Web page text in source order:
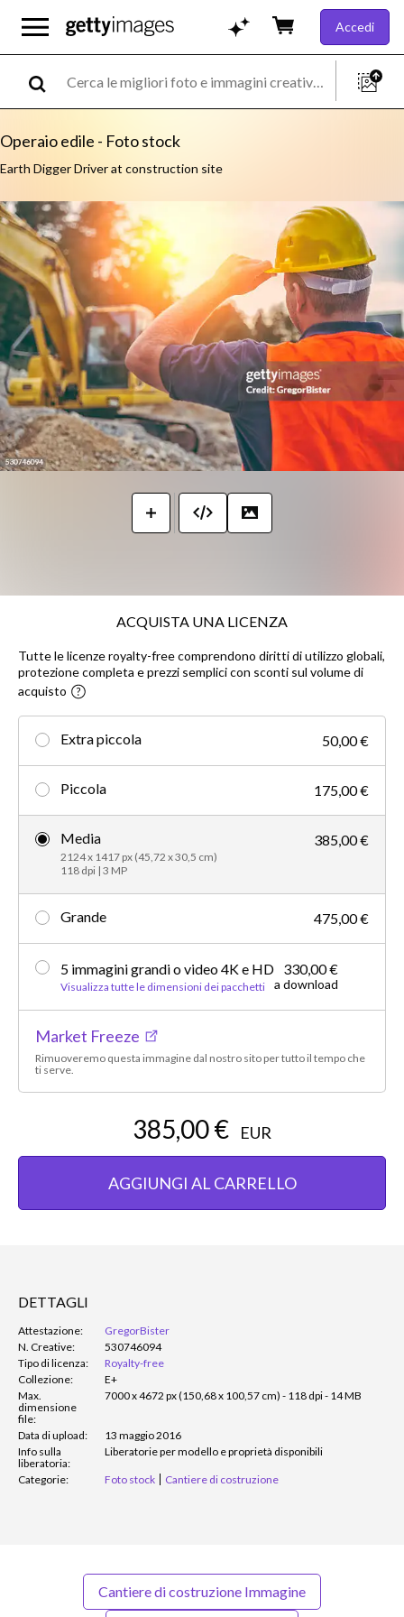
Accedi
Operaio edile - Foto stock
Earth Digger Driver at construction site
ACQUISTA UNA LICENZA
Tutte le licenze royalty-free comprendono diritti di utilizzo globali,
protezione completa e prezzi semplici con sconti sul volume di
acquisto
Extra piccola 50,00 €
Piccola 175,00 €
Media
2124 x 1417 px (45,72 x 30,5 cm)
118 dpi | 3 MP
385,00 €
Grande 475,00 €
5 immagini grandi o video 4K e HD
Visualizza tutte le dimensioni dei pacchetti
330,00 €
a download
Market Freeze
Rimuoveremo questa immagine dal nostro sito per tutto il tempo che
ti serve.
385,00 € EUR
AGGIUNGI AL CARRELLO
DETTAGLI
Attestazione:
GregorBister
N. Creative:
530746094
Tipo di licenza:
Royalty-free
Collezione:
E+
Max.
dimensione
file:
7000 x 4672 px (150,68 x 100,57 cm) - 118 dpi - 14 MB
Data di upload:
13 maggio 2016
Info sulla
liberatoria:
Liberatorie per modello e proprietà disponibili
Categorie: Foto stock Cantiere di costruzione
Cantiere di costruzione Immagine